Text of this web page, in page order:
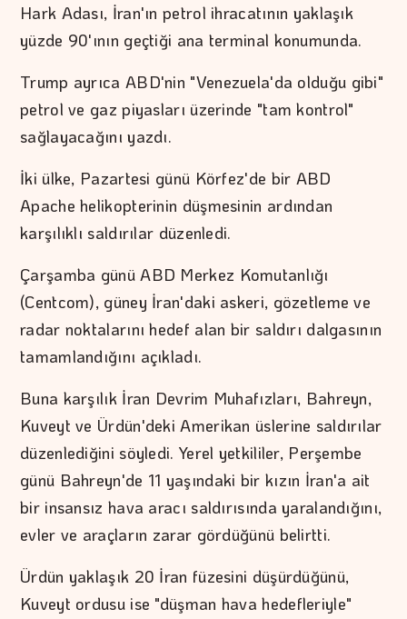
Hark Adası, İran'ın petrol ihracatının yaklaşık
yüzde 90'ının geçtiği ana terminal konumunda.
Trump ayrıca ABD'nin "Venezuela'da olduğu gibi"
petrol ve gaz piyasları üzerinde "tam kontrol"
sağlayacağını yazdı.
İki ülke, Pazartesi günü Körfez'de bir ABD
Apache helikopterinin düşmesinin ardından
karşılıklı saldırılar düzenledi.
Çarşamba günü ABD Merkez Komutanlığı
(Centcom), güney İran'daki askeri, gözetleme ve
radar noktalarını hedef alan bir saldırı dalgasının
tamamlandığını açıkladı.
Buna karşılık İran Devrim Muhafızları, Bahreyn,
Kuveyt ve Ürdün'deki Amerikan üslerine saldırılar
düzenlediğini söyledi. Yerel yetkililer, Perşembe
günü Bahreyn'de 11 yaşındaki bir kızın İran'a ait
bir insansız hava aracı saldırısında yaralandığını,
evler ve araçların zarar gördüğünü belirtti.
Ürdün yaklaşık 20 İran füzesini düşürdüğünü,
Kuveyt ordusu ise "düşman hava hedefleriyle"